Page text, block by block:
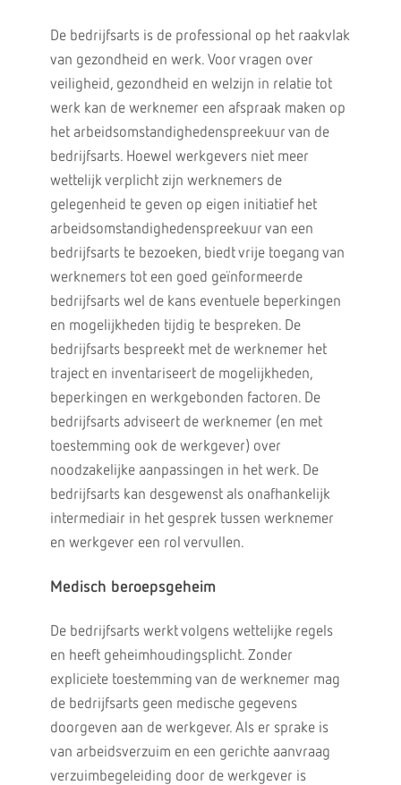
De bedrijfsarts is de professional op het raakvlak
van gezondheid en werk. Voor vragen over
veiligheid, gezondheid en welzijn in relatie tot
werk kan de werknemer een afspraak maken op
het arbeidsomstandighedenspreekuur van de
bedrijfsarts. Hoewel werkgevers niet meer
wettelijk verplicht zijn werknemers de
gelegenheid te geven op eigen initiatief het
arbeidsomstandighedenspreekuur van een
bedrijfsarts te bezoeken, biedt vrije toegang van
werknemers tot een goed geïnformeerde
bedrijfsarts wel de kans eventuele beperkingen
en mogelijkheden tijdig te bespreken. De
bedrijfsarts bespreekt met de werknemer het
traject en inventariseert de mogelijkheden,
beperkingen en werkgebonden factoren. De
bedrijfsarts adviseert de werknemer (en met
toestemming ook de werkgever) over
noodzakelijke aanpassingen in het werk. De
bedrijfsarts kan desgewenst als onafhankelijk
intermediair in het gesprek tussen werknemer
en werkgever een rol vervullen.
Medisch beroepsgeheim
De bedrijfsarts werkt volgens wettelijke regels
en heeft geheimhoudingsplicht. Zonder
expliciete toestemming van de werknemer mag
de bedrijfsarts geen medische gegevens
doorgeven aan de werkgever. Als er sprake is
van arbeidsverzuim en een gerichte aanvraag
verzuimbegeleiding door de werkgever is